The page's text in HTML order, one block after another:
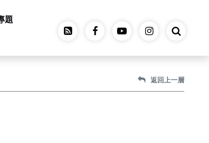
題
返回上一層